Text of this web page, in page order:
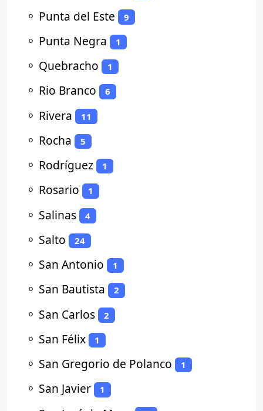
⚬ Punta del Este 9
⚬ Punta Negra 1
⚬ Quebracho 1
⚬ Rio Branco 6
⚬ Rivera 11
⚬ Rocha 5
⚬ Rodríguez 1
⚬ Rosario 1
⚬ Salinas 4
⚬ Salto 24
⚬ San Antonio 1
⚬ San Bautista 2
⚬ San Carlos 2
⚬ San Félix 1
⚬ San Gregorio de Polanco 1
⚬ San Javier 1